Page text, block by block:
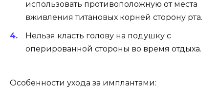
использовать противоположную от места
вживления титановых корней сторону рта.
Нельзя класть голову на подушку с
оперированной стороны во время отдыха.
Особенности ухода за имплантами: